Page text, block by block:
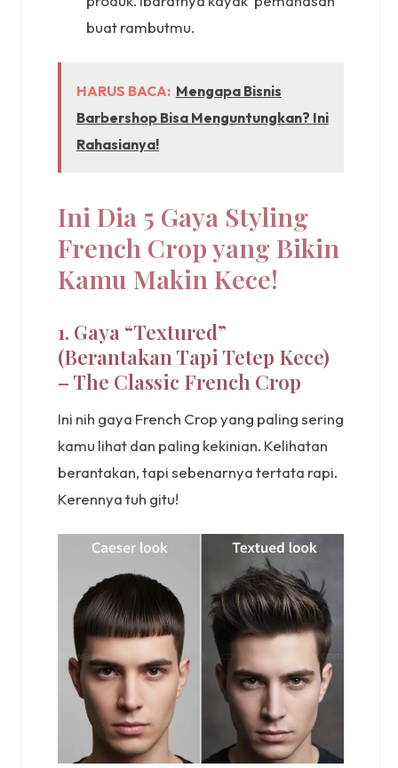
buat rambutmu.
HARUS BACA: Mengapa Bisnis
Barbershop Bisa Menguntungkan? Ini
Rahasianya!
Ini Dia 5 Gaya Styling
French Crop yang Bikin
Kamu Makin Kece!
1. Gaya “Textured”
(Berantakan Tapi Tetep Kece)
– The Classic French Crop
Ini nih gaya French Crop yang paling sering
kamu lihat dan paling kekinian. Kelihatan
berantakan, tapi sebenarnya tertata rapi.
Kerennya tuh gitu!